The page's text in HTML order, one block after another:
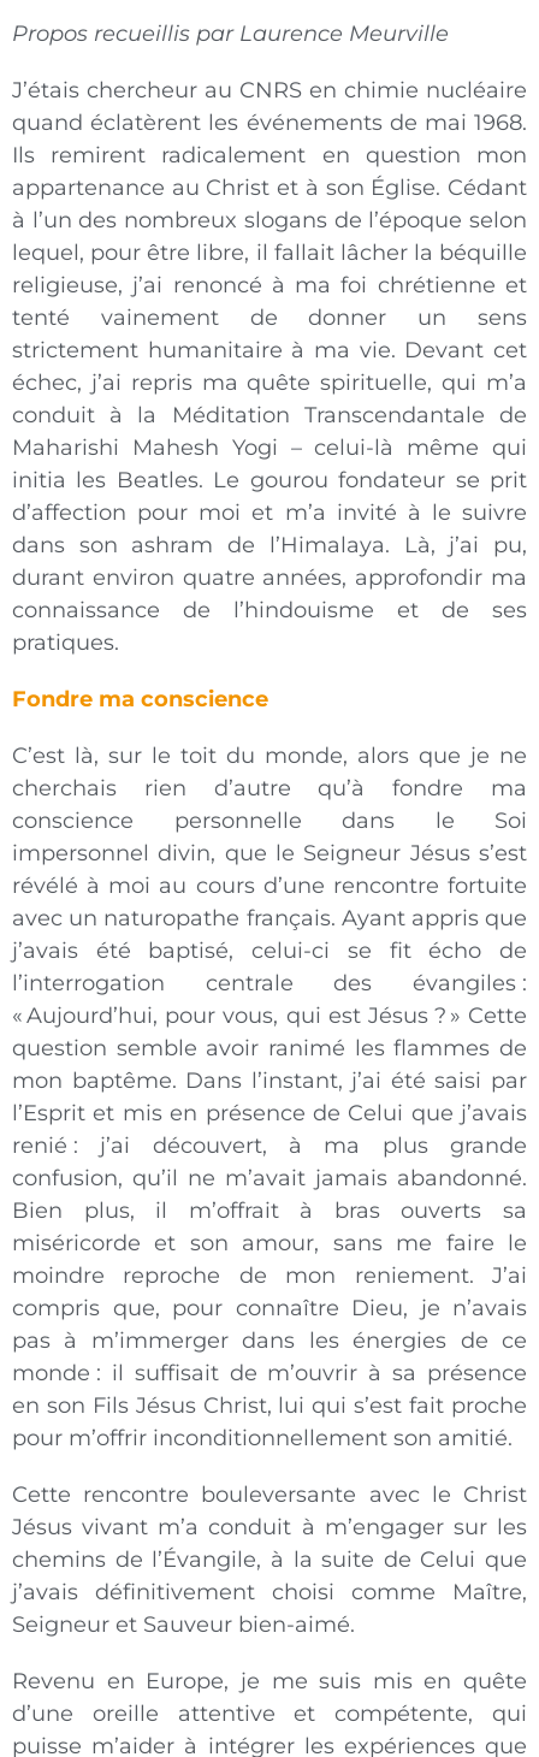
Propos recueillis par Laurence Meurville
J’étais chercheur au CNRS en chimie nucléaire
quand éclatèrent les événements de mai 1968.
Ils remirent radicalement en question mon
appartenance au Christ et à son Église. Cédant
à l’un des nombreux slogans de l’époque selon
lequel, pour être libre, il fallait lâcher la béquille
religieuse, j’ai renoncé à ma foi chrétienne et
tenté vainement de donner un sens
strictement humanitaire à ma vie. Devant cet
échec, j’ai repris ma quête spirituelle, qui m’a
conduit à la Méditation Transcendantale de
Maharishi Mahesh Yogi – celui-là même qui
initia les Beatles. Le gourou fondateur se prit
d’affection pour moi et m’a invité à le suivre
dans son ashram de l’Himalaya. Là, j’ai pu,
durant environ quatre années, approfondir ma
connaissance de l’hindouisme et de ses
pratiques.
Fondre ma conscience
C’est là, sur le toit du monde, alors que je ne
cherchais rien d’autre qu’à fondre ma
conscience personnelle dans le Soi
impersonnel divin, que le Seigneur Jésus s’est
révélé à moi au cours d’une rencontre fortuite
avec un naturopathe français. Ayant appris que
j’avais été baptisé, celui-ci se fit écho de
l’interrogation centrale des évangiles :
« Aujourd’hui, pour vous, qui est Jésus ? » Cette
question semble avoir ranimé les flammes de
mon baptême. Dans l’instant, j’ai été saisi par
l’Esprit et mis en présence de Celui que j’avais
renié : j’ai découvert, à ma plus grande
confusion, qu’il ne m’avait jamais abandonné.
Bien plus, il m’offrait à bras ouverts sa
miséricorde et son amour, sans me faire le
moindre reproche de mon reniement. J’ai
compris que, pour connaître Dieu, je n’avais
pas à m’immerger dans les énergies de ce
monde : il suffisait de m’ouvrir à sa présence
en son Fils Jésus Christ, lui qui s’est fait proche
pour m’offrir inconditionnellement son amitié.
Cette rencontre bouleversante avec le Christ
Jésus vivant m’a conduit à m’engager sur les
chemins de l’Évangile, à la suite de Celui que
j’avais définitivement choisi comme Maître,
Seigneur et Sauveur bien-aimé.
Revenu en Europe, je me suis mis en quête
d’une oreille attentive et compétente, qui
puisse m’aider à intégrer les expériences que